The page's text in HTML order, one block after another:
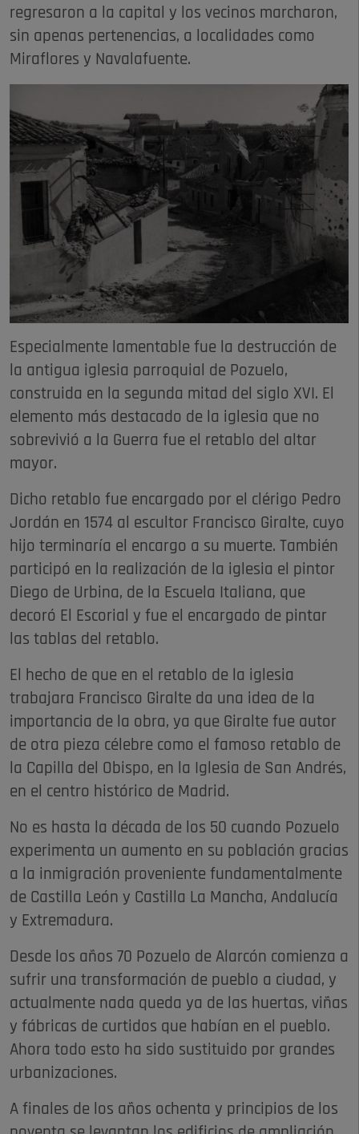
regresaron a la capital y los vecinos marcharon,
sin apenas pertenencias, a localidades como
Miraflores y Navalafuente.
Especialmente lamentable fue la destrucción de
la antigua iglesia parroquial de Pozuelo,
construida en la segunda mitad del siglo XVI. El
elemento más destacado de la iglesia que no
sobrevivió a la Guerra fue el retablo del altar
mayor.
Dicho retablo fue encargado por el clérigo Pedro
Jordán en 1574 al escultor Francisco Giralte, cuyo
hijo terminaría el encargo a su muerte. También
participó en la realización de la iglesia el pintor
Diego de Urbina, de la Escuela Italiana, que
decoró El Escorial y fue el encargado de pintar
las tablas del retablo.
El hecho de que en el retablo de la iglesia
trabajara Francisco Giralte da una idea de la
importancia de la obra, ya que Giralte fue autor
de otra pieza célebre como el famoso retablo de
la Capilla del Obispo, en la Iglesia de San Andrés,
en el centro histórico de Madrid.
No es hasta la década de los 50 cuando Pozuelo
experimenta un aumento en su población gracias
a la inmigración proveniente fundamentalmente
de Castilla León y Castilla La Mancha, Andalucía
y Extremadura.
Desde los años 70 Pozuelo de Alarcón comienza a
sufrir una transformación de pueblo a ciudad, y
actualmente nada queda ya de las huertas, viñas
y fábricas de curtidos que habían en el pueblo.
Ahora todo esto ha sido sustituido por grandes
urbanizaciones.
A finales de los años ochenta y principios de los